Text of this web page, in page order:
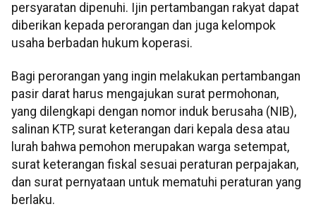
persyaratan dipenuhi. Ijin pertambangan rakyat dapat
diberikan kepada perorangan dan juga kelompok
usaha berbadan hukum koperasi.
Bagi perorangan yang ingin melakukan pertambangan
pasir darat harus mengajukan surat permohonan,
yang dilengkapi dengan nomor induk berusaha (NIB),
salinan KTP, surat keterangan dari kepala desa atau
lurah bahwa pemohon merupakan warga setempat,
surat keterangan fiskal sesuai peraturan perpajakan,
dan surat pernyataan untuk mematuhi peraturan yang
berlaku.